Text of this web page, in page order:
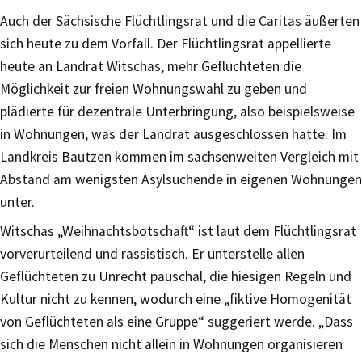
Auch der Sächsische Flüchtlingsrat und die Caritas äußerten
sich heute zu dem Vorfall. Der Flüchtlingsrat appellierte
heute an Landrat Witschas, mehr Geflüchteten die
Möglichkeit zur freien Wohnungswahl zu geben und
plädierte für dezentrale Unterbringung, also beispielsweise
in Wohnungen, was der Landrat ausgeschlossen hatte. Im
Landkreis Bautzen kommen im sachsenweiten Vergleich mit
Abstand am wenigsten Asylsuchende in eigenen Wohnungen
unter.
Witschas „Weihnachtsbotschaft“ ist laut dem Flüchtlingsrat
vorverurteilend und rassistisch. Er unterstelle allen
Geflüchteten zu Unrecht pauschal, die hiesigen Regeln und
Kultur nicht zu kennen, wodurch eine „fiktive Homogenität
von Geflüchteten als eine Gruppe“ suggeriert werde. „Dass
sich die Menschen nicht allein in Wohnungen organisieren